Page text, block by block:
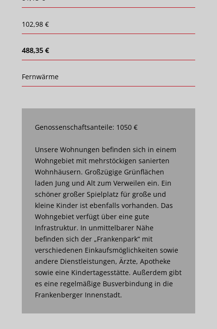
102,98 €
488,35 €
Fernwärme
Genossenschaftsanteile: 1050 €
Unsere Wohnungen befinden sich in einem
Wohngebiet mit mehrstöckigen sanierten
Wohnhäusern. Großzügige Grünflächen
laden Jung und Alt zum Verweilen ein. Ein
schöner großer Spielplatz für große und
kleine Kinder ist ebenfalls vorhanden. Das
Wohngebiet verfügt über eine gute
Infrastruktur. In unmittelbarer Nähe
befinden sich der „Frankenpark“ mit
verschiedenen Einkaufsmöglichkeiten sowie
andere Dienstleistungen, Ärzte, Apotheke
sowie eine Kindertagesstätte. Außerdem gibt
es eine regelmäßige Busverbindung in die
Frankenberger Innenstadt.